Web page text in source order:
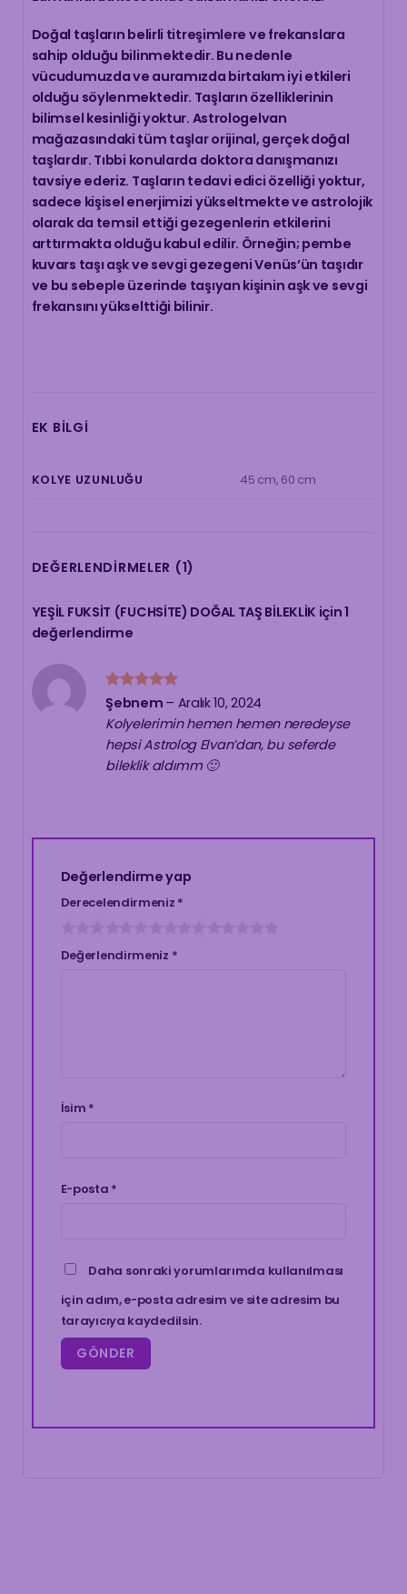
Doğal taşların belirli titreşimlere ve frekanslara
sahip olduğu bilinmektedir. Bu nedenle
vücudumuzda ve auramızda birtakım iyi etkileri
olduğu söylenmektedir. Taşların özelliklerinin
bilimsel kesinliği yoktur. Astrologelvan
mağazasındaki tüm taşlar orijinal, gerçek doğal
taşlardır. Tıbbi konularda doktora danışmanızı
tavsiye ederiz. Taşların tedavi edici özelliği yoktur,
sadece kişisel enerjimizi yükseltmekte ve astrolojik
olarak da temsil ettiği gezegenlerin etkilerini
arttırmakta olduğu kabul edilir. Örneğin; pembe
kuvars taşı aşk ve sevgi gezegeni Venüs’ün taşıdır
ve bu sebeple üzerinde taşıyan kişinin aşk ve sevgi
frekansını yükselttiği bilinir.
EK BILGI
KOLYE UZUNLUĞU 45 cm, 60 cm
DEĞERLENDIRMELER (1)
YEŞİL FUKSİT (FUCHSİTE) DOĞAL TAŞ BİLEKLİK için 1
değerlendirme
5 üzerinden
5
Şebnem – Aralık 10, 2024
Kolyelerimin hemen hemen neredeyse
hepsi Astrolog Elvan’dan, bu seferde
bileklik aldımm 🙂
Değerlendirme yap
Derecelendirmeniz *
Değerlendirmeniz *
İsim *
E-posta *
Daha sonraki yorumlarımda kullanılması
için adım, e-posta adresim ve site adresim bu
tarayıcıya kaydedilsin.